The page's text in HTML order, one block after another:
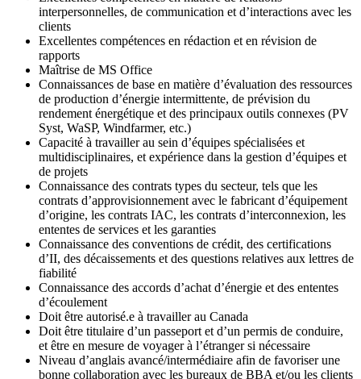
interpersonnelles, de communication et d’interactions avec les
clients
Excellentes compétences en rédaction et en révision de
rapports
Maîtrise de MS Office
Connaissances de base en matière d’évaluation des ressources
de production d’énergie intermittente, de prévision du
rendement énergétique et des principaux outils connexes (PV
Syst, WaSP, Windfarmer, etc.)
Capacité à travailler au sein d’équipes spécialisées et
multidisciplinaires, et expérience dans la gestion d’équipes et
de projets
Connaissance des contrats types du secteur, tels que les
contrats d’approvisionnement avec le fabricant d’équipement
d’origine, les contrats IAC, les contrats d’interconnexion, les
ententes de services et les garanties
Connaissance des conventions de crédit, des certifications
d’II, des décaissements et des questions relatives aux lettres de
fiabilité
Connaissance des accords d’achat d’énergie et des ententes
d’écoulement
Doit être autorisé.e à travailler au Canada
Doit être titulaire d’un passeport et d’un permis de conduire,
et être en mesure de voyager à l’étranger si nécessaire
Niveau d’anglais avancé/intermédiaire afin de favoriser une
bonne collaboration avec les bureaux de BBA et/ou les clients